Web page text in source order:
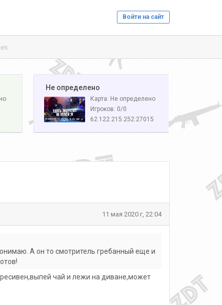
Войти на сайт
️ Не определено
Карта: Не определено
Игроков: 0/0
62.122.215.252:27015
11 мая 2020 г, 22:04
А он то смотритель гребанный еще и
чай и лежи на диване,может